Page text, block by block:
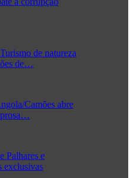
de natureza
de…
Camões abre
prosa…
Palhares e
exclusivas